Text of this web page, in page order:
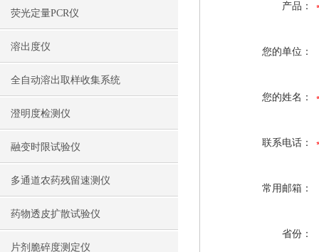
荧光定量PCR仪
溶出度仪
全自动溶出取样收集系统
澄明度检测仪
融变时限试验仪
多通道农药残留速测仪
药物透皮扩散试验仪
片剂脆碎度测定仪
产品：
您的单位：
您的姓名：
联系电话：
常用邮箱：
省份：